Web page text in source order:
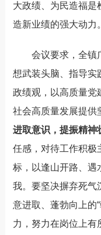
大政绩、 为民造福是
造新业绩的强大动力。
会议要求， 全镇
想武装头脑、指导实
政绩观，以高质量党
社会高质量发展提供
进取意识，提振精神
任感，对待工作积极
标，以逢山开路、遇
我。要坚决摒弃死气
意进取、蓬勃向上的
力，努力在岗位上有